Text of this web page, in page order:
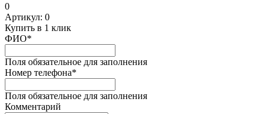
0
Артикул: 0
Купить в 1 клик
ФИО*
Поля обязательное для заполнения
Номер телефона*
Поля обязательное для заполнения
Комментарий